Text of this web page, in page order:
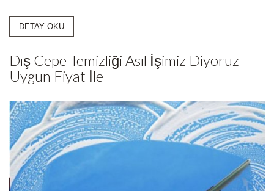
DETAY OKU
Dış Cepe Temizliği Asıl İşimiz Diyoruz
Uygun Fiyat İle